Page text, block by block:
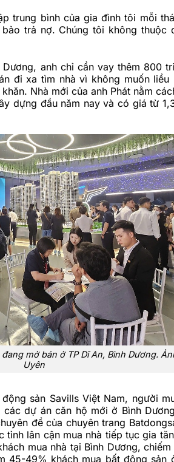
trung bình của gia đình tôi mỗi
trả nợ. Chúng tôi không thuộc
anh chỉ cần vay thêm 800
đi xa tìm nhà vì không muốn liều
Nhà mới của anh Phát nằm
dựng đầu năm nay và có giá từ
mở bán ở TP Dĩ An, Bình Dương.
Uyên
sản Savills Việt Nam, người
dự án căn hộ mới ở Bình
đề của chuyên trang
tỉnh lân cận mua nhà tiếp tục gia
mua nhà tại Bình Dương,
45-49% khách mua bất động sản